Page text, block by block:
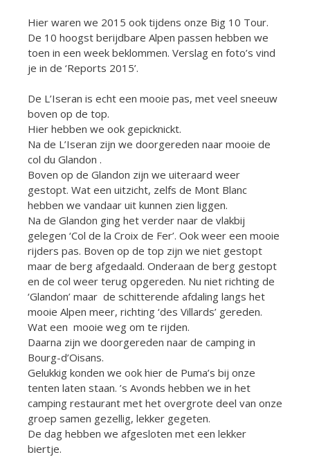
Hier waren we 2015 ook tijdens onze Big 10 Tour.
De 10 hoogst berijdbare Alpen passen hebben we
toen in een week beklommen. Verslag en foto’s vind
je in de ‘Reports 2015’.
De L’Iseran is echt een mooie pas, met veel sneeuw
boven op de top.
Hier hebben we ook gepicknickt.
Na de L’Iseran zijn we doorgereden naar mooie de
col du Glandon .
Boven op de Glandon zijn we uiteraard weer
gestopt. Wat een uitzicht, zelfs de Mont Blanc
hebben we vandaar uit kunnen zien liggen.
Na de Glandon ging het verder naar de vlakbij
gelegen ‘Col de la Croix de Fer’. Ook weer een mooie
rijders pas. Boven op de top zijn we niet gestopt
maar de berg afgedaald. Onderaan de berg gestopt
en de col weer terug opgereden. Nu niet richting de
‘Glandon’ maar de schitterende afdaling langs het
mooie Alpen meer, richting ‘des Villards’ gereden.
Wat een mooie weg om te rijden.
Daarna zijn we doorgereden naar de camping in
Bourg-d’Oisans.
Gelukkig konden we ook hier de Puma’s bij onze
tenten laten staan. ’s Avonds hebben we in het
camping restaurant met het overgrote deel van onze
groep samen gezellig, lekker gegeten.
De dag hebben we afgesloten met een lekker
biertje.